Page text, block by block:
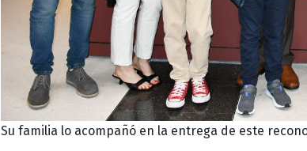
Su familia lo acompañó en la entrega de este